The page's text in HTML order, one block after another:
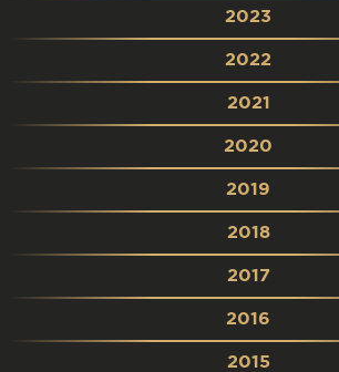
2023
2022
2021
2020
2019
2018
2017
2016
2015